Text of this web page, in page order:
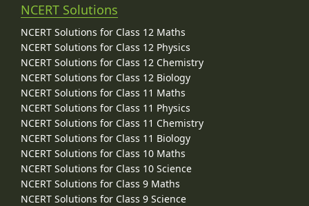
NCERT Solutions
NCERT Solutions for Class 12 Maths
NCERT Solutions for Class 12 Physics
NCERT Solutions for Class 12 Chemistry
NCERT Solutions for Class 12 Biology
NCERT Solutions for Class 11 Maths
NCERT Solutions for Class 11 Physics
NCERT Solutions for Class 11 Chemistry
NCERT Solutions for Class 11 Biology
NCERT Solutions for Class 10 Maths
NCERT Solutions for Class 10 Science
NCERT Solutions for Class 9 Maths
NCERT Solutions for Class 9 Science